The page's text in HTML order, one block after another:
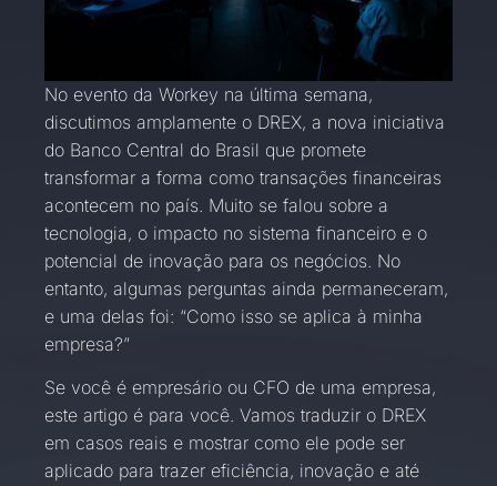
No evento da Workey na última semana,
discutimos amplamente o DREX, a nova iniciativa
do Banco Central do Brasil que promete
transformar a forma como transações financeiras
acontecem no país. Muito se falou sobre a
tecnologia, o impacto no sistema financeiro e o
potencial de inovação para os negócios. No
entanto, algumas perguntas ainda permaneceram,
e uma delas foi: “Como isso se aplica à minha
empresa?”
Se você é empresário ou CFO de uma empresa,
este artigo é para você. Vamos traduzir o DREX
em casos reais e mostrar como ele pode ser
aplicado para trazer eficiência, inovação e até